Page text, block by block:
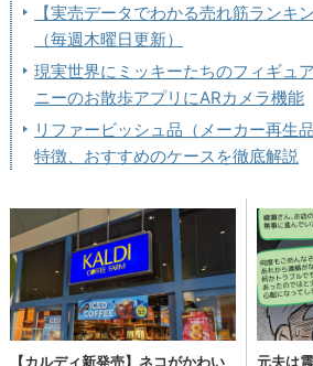
【実売データでわかる売れ筋ランキ
（毎週木曜日更新）
現実世界にミッキーたちのフィギュ
ニーのお散歩アプリにARカメラ機能
リファービッシュ品（メーカー再生
特徴、おすすめのケースを徹底解説